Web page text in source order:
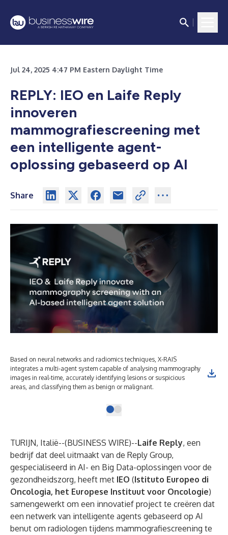
Jul 24, 2025 4:47 PM Eastern Daylight Time
REPLY: IEO en Laife Reply
innoveren
mammografiescreening met
een intelligente agent-
oplossing gebaseerd op AI
Share
Based on neural networks and radiomics techniques, X-RAIS
integrates a multi-agent system capable of analysing mammography
images in real-time, accurately identifying lesions or suspicious
areas, and classifying them as benign or malignant.
TURIJN, Italië--(BUSINESS WIRE)--Laife Reply, een
bedrijf dat deel uitmaakt van de Reply Group,
gespecialiseerd in AI- en Big Data-oplossingen voor de
gezondheidszorg, heeft met IEO (Istituto Europeo di
Oncologia, het Europese Instituut voor Oncologie)
samengewerkt om een innovatief project te creëren dat
een netwerk van intelligente agents gebaseerd op AI
benut om radiologen tijdens mammografiescreening te